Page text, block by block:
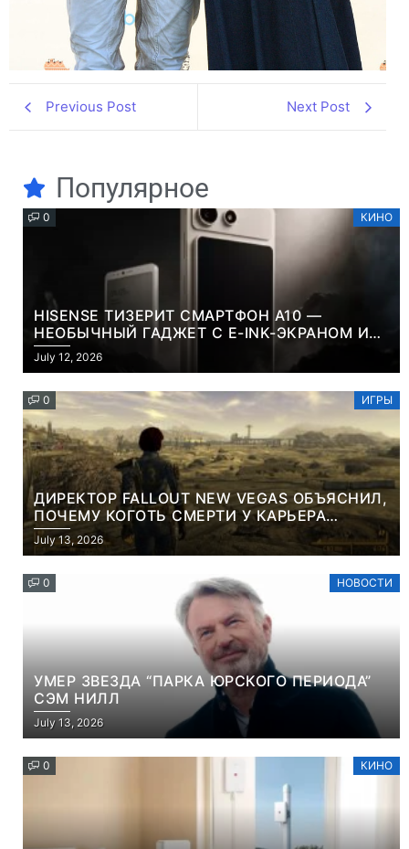
Previous Post Next Post
Популярное
0 КИНО
HISENSE ТИЗЕРИТ СМАРТФОН A10 —
НЕОБЫЧНЫЙ ГАДЖЕТ С E-INK-ЭКРАНОМ И
СЪЕМНОЙ LCD-ПАНЕЛЬЮ ДЛЯ ЦВЕТНОГО
КОНТЕНТА И СОЦСЕТЕЙ
July 12, 2026
0 ИГРЫ
ДИРЕКТОР FALLOUT NEW VEGAS ОБЪЯСНИЛ,
ПОЧЕМУ КОГОТЬ СМЕРТИ У КАРЬЕРА
НАМЕРЕННО СНОСИТ ВАМ ГОЛОВУ
July 13, 2026
0 НОВОСТИ
УМЕР ЗВЕЗДА “ПАРКА ЮРСКОГО ПЕРИОДА”
СЭМ НИЛЛ
July 13, 2026
0 КИНО